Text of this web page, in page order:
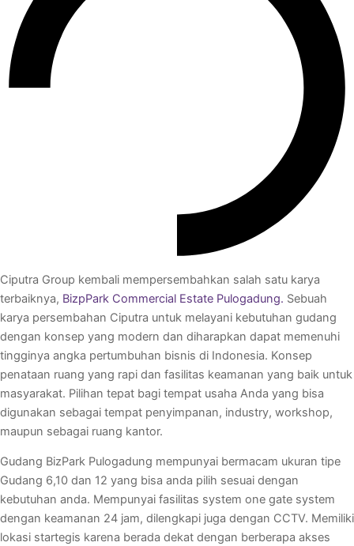
Ciputra Group kembali mempersembahkan salah satu karya
terbaiknya, BizpPark Commercial Estate Pulogadung. Sebuah
karya persembahan Ciputra untuk melayani kebutuhan gudang
dengan konsep yang modern dan diharapkan dapat memenuhi
tingginya angka pertumbuhan bisnis di Indonesia. Konsep
penataan ruang yang rapi dan fasilitas keamanan yang baik untuk
masyarakat. Pilihan tepat bagi tempat usaha Anda yang bisa
digunakan sebagai tempat penyimpanan, industry, workshop,
maupun sebagai ruang kantor.
Gudang BizPark Pulogadung mempunyai bermacam ukuran tipe
Gudang 6,10 dan 12 yang bisa anda pilih sesuai dengan
kebutuhan anda. Mempunyai fasilitas system one gate system
dengan keamanan 24 jam, dilengkapi juga dengan CCTV. Memiliki
lokasi startegis karena berada dekat dengan berberapa akses